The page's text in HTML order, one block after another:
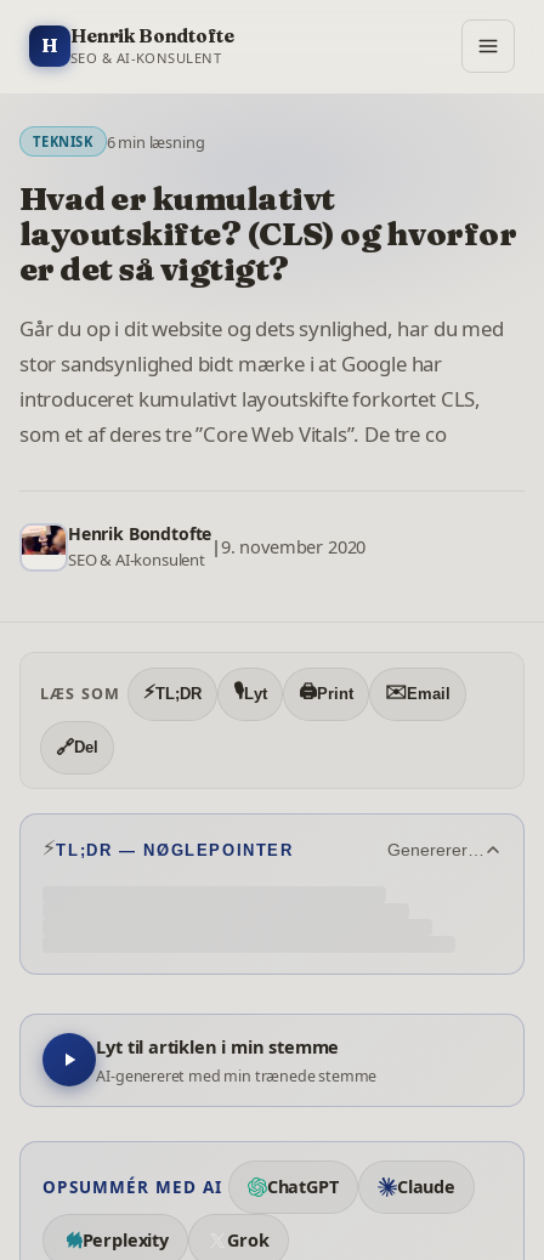
H Henrik Bondtofte
SEO & AI-KONSULENT
TEKNISK 6min læsning
Hvad er kumulativt
layoutskifte? (CLS) og hvorfor
er det så vigtigt?
Går du op i dit website og dets synlighed, har du med
stor sandsynlighed bidt mærke i at Google har
introduceret kumulativt layoutskifte forkortet CLS,
som et af deres tre ”Core Web Vitals”. De tre co
Henrik Bondtofte
SEO & AI-konsulent
|9. november 2020
LÆS SOM ⚡TL;DR 🎙️Lyt 🖨️Print ✉️Email
🔗Del
⚡TL;DR — NØGLEPOINTER Genererer…
Lyt til artiklen i min stemme
AI-genereret med min trænede stemme
OPSUMMÉR MED AI ChatGPT Claude
Perplexity Grok